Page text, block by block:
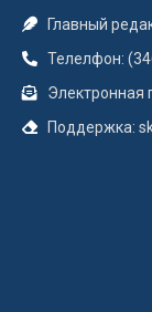
Главный
Телелфон:
Электронная
Поддержка: